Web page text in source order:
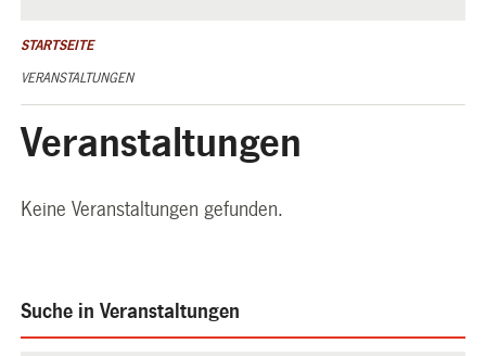
ÜBER UNS
STARTSEITE
VERANSTALTUNGEN
Veranstaltungen
Keine Veranstaltungen gefunden.
Suche in Veranstaltungen